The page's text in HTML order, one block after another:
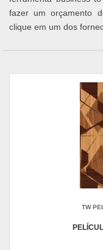
fazer um orçamento
clique em um dos
TW